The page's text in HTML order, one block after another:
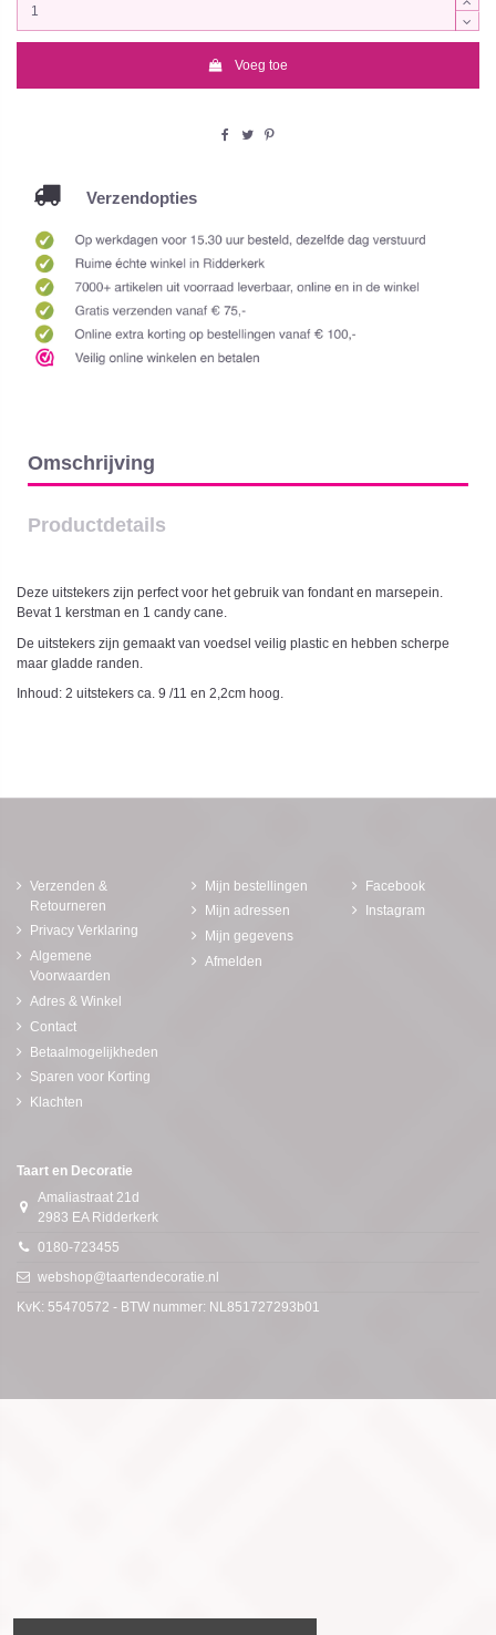
Voeg toe
Verzendopties
Omschrijving
Productdetails
Deze uitstekers zijn perfect voor het gebruik van fondant en marsepein.
Bevat 1 kerstman en 1 candy cane.
De uitstekers zijn gemaakt van voedsel veilig plastic en hebben scherpe
maar gladde randen.
Inhoud: 2 uitstekers ca. 9 /11 en 2,2cm hoog.
Verzenden &
Retourneren
Privacy Verklaring
Algemene
Voorwaarden
Adres & Winkel
Contact
Betaalmogelijkheden
Sparen voor Korting
Klachten
Mijn bestellingen
Mijn adressen
Mijn gegevens
Afmelden
Facebook
Instagram
Taart en Decoratie
Amaliastraat 21d
2983 EA Ridderkerk
0180-723455
webshop@taartendecoratie.nl
KvK: 55470572 - BTW nummer: NL851727293b01